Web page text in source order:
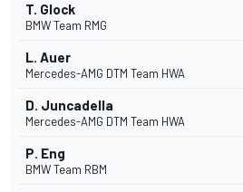
T. Glock
BMW Team RMG
L. Auer
Mercedes-AMG DTM Team HWA
D. Juncadella
Mercedes-AMG DTM Team HWA
P. Eng
BMW Team RBM